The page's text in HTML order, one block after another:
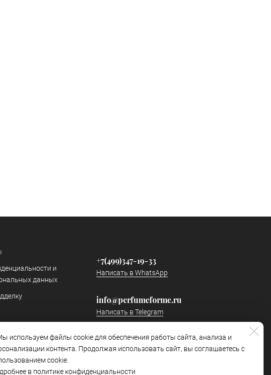
используем файлы cookie для обеспечения работы сайта, анализа и
контента. Продолжая использовать сайт, вы соглашаетесь с
cookie.
в политике конфиденциальности
и
данных
+7(499)347-19-33
Написать в WhatsApp
info@perfumeforme.ru
Написать в Telegram
Наш канал в Telegram
https://t.me/perfumeformetg